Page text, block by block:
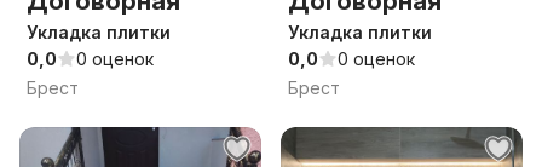
Укладка плитки
0,0
0 оценок
Брест
Укладка плитки
0,0
0 оценок
Брест